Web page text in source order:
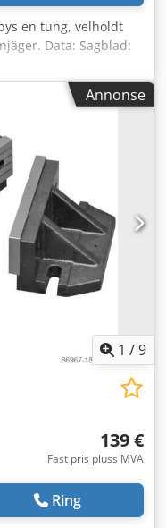
en tung, velholdt
Data: Sagblad:
Dksdjg Rxh Dspfx
Hydraulisk
justerbar)Annonse
1 /9
139 €
Fast pris pluss MVA
Ring